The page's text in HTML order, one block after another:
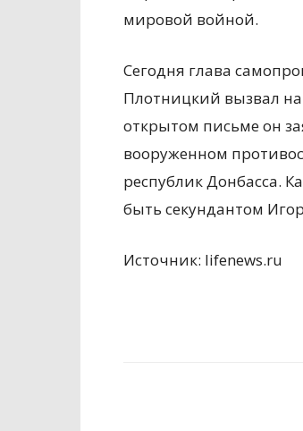
мировой войной.
Сегодня глава
Плотницкий вызвал
открытом письме он
вооруженном
республик Донбасса.
быть секундантом
Источник: lifenews.ru